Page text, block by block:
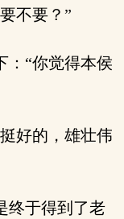
不要？”
“你觉得本侯
好的，雄壮伟
终于得到了老